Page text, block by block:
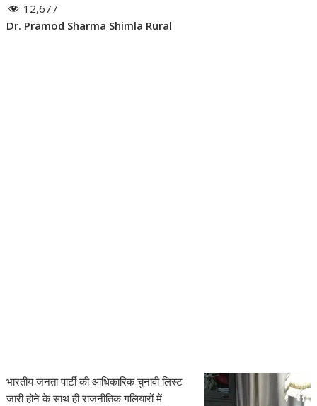
12,677
Dr. Pramod Sharma Shimla Rural
भारतीय जनता पार्टी की आधिकारिक चुनावी लिस्ट
जारी होने के साथ ही राजनीतिक गलियारों में